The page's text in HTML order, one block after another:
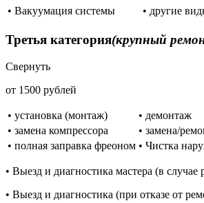
• Вакуумация системы
• другие
Третья категория(крупный
Свернуть
от 1500 рублей
• установка (монтаж)
• демонтаж
• замена компрессора
• замена/
• полная заправка фреоном • Чистка
• Выезд и диагностика мастера (в случае
• Выезд и диагностика (при отказе от